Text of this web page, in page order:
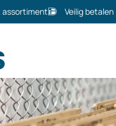
assortiment Veilig betalen